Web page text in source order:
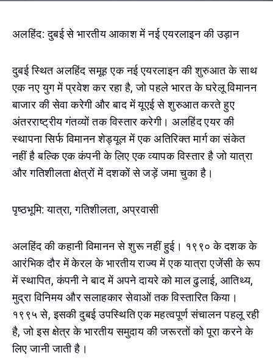
अलहिंद: दुबई से भारतीय आकाश में नई एयरलाइन की उड़ान
दुबई स्थित अलहिंद समूह एक नई एयरलाइन की शुरुआत के साथ
एक नए युग में प्रवेश कर रहा है, जो पहले भारत के घरेलू विमानन
बाजार की सेवा करेगी और बाद में यूएई से शुरुआत करते हुए
अंतरराष्ट्रीय गंतव्यों तक विस्तार करेगी। अलहिंद एयर की
स्थापना सिर्फ विमानन शेड्यूल में एक अतिरिक्त मार्ग का संकेत
नहीं है बल्कि एक कंपनी के लिए एक व्यापक विस्तार है जो यात्रा
और गतिशीलता क्षेत्रों में दशकों से जड़ें जमा चुका है।
पृष्ठभूमि: यात्रा, गतिशीलता, अप्रवासी
अलहिंद की कहानी विमानन से शुरू नहीं हुई। १९९० के दशक के
आरंभिक दौर में केरल के भारतीय राज्य में एक यात्रा एजेंसी के रूप
में स्थापित, कंपनी ने बाद में अपने दायरे को माल ढुलाई, आतिथ्य,
मुद्रा विनिमय और सलाहकार सेवाओं तक विस्तारित किया।
१९९५ से, इसकी दुबई उपस्थिति एक महत्वपूर्ण संचालन पहलू रही
है, जो इस क्षेत्र के भारतीय समुदाय की जरूरतों को पूरा करने के
लिए जानी जाती है।